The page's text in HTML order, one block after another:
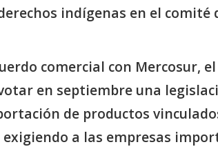
indígenas en el comité
comercial con Mercosur,
en septiembre una
de productos
a las empresas